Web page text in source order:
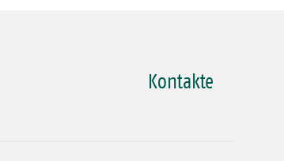
Kontakte